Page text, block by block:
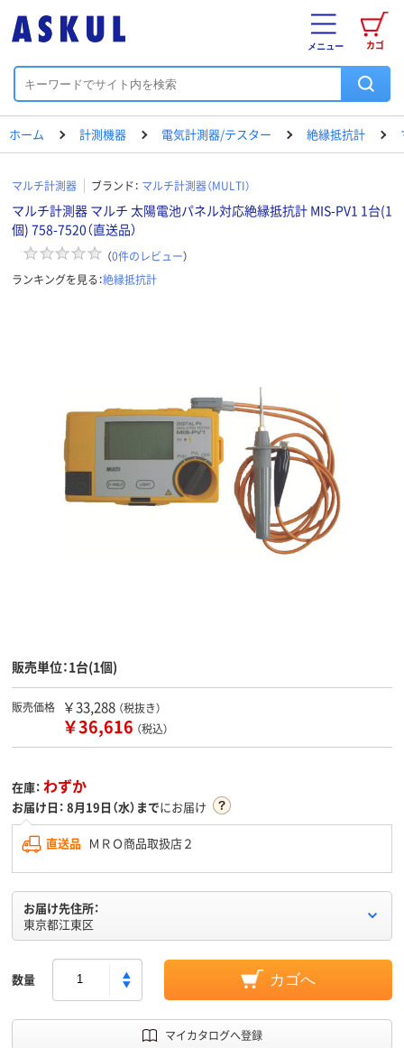
カゴ
メニュー
ホーム 計測機器 電気計測器/テスター 絶縁抵抗計
マルチ計測器 ブランド： マルチ計測器（MULTI）
マルチ計測器 マルチ 太陽電池パネル対応絶縁抵抗計 MIS-PV1 1台(1
個) 758-7520（直送品）
（0件のレビュー）
ランキングを見る：絶縁抵抗計
販売単位：1台(1個)
販売価格 ￥33,288 （税抜き）
￥36,616 （税込）
在庫： わずか
お届け日： 8月19日（水）までにお届け
直送品 ＭＲＯ商品取扱店２
お届け先住所：
東京都江東区
数量 カゴへ
マイカタログへ登録